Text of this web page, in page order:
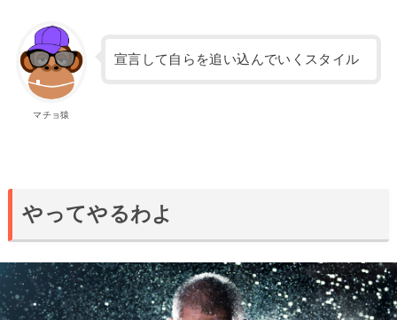
マチョ猿
宣言して自らを追い込んでいくスタイル
やってやるわよ